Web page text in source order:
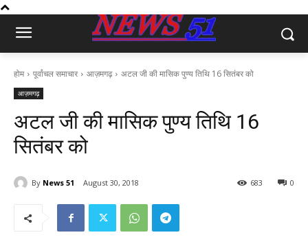
होम पूर्वांचल समाचार आज़मगढ़ अटल जी की मासिक पुण्य तिथि 16 सितंबर को
आज़मगढ़
अटल जी की मासिक पुण्य तिथि 16
सितंबर को
By News 51 August 30, 2018 0
683